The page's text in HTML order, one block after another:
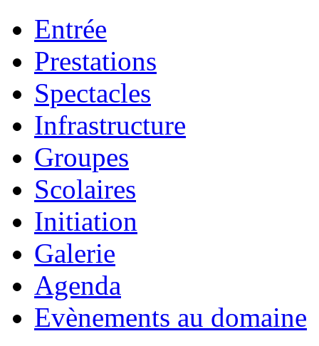
Entrée
Prestations
Spectacles
Infrastructure
Groupes
Scolaires
Initiation
Galerie
Agenda
Evènements au domaine